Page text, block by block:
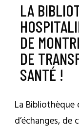
LA
DE
DE
SANTÉ !
La Bibliothèque
d’échanges,